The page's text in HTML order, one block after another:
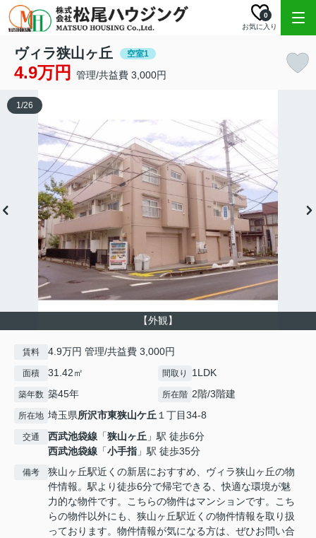
お気に入り
0
ヴィラ狭山ヶ丘 空室1
4.9万円 管理/共益費 3,000円
【外観】
1/26
賃料 4.9万円 管理/共益費 3,000円
面積 31.42㎡ 間取り 1LDK
築年数 築45年 所在階 2階/3階建
所在地 埼玉県所沢市東狭山ケ丘１丁目34-8
交通 西武池袋線 「狭山ヶ丘 」駅 徒歩6分
西武池袋線 「小手指 」駅 徒歩35分
備考
狭山ヶ丘駅近くの新居におすすめ、ヴィラ狭山ヶ丘の物
件情報。駅より徒歩6分で帰宅できる、快適な環境が魅
力的な物件です。こちらの物件はマンションです。こち
らの物件以外にも、狭山ヶ丘駅近くの物件情報を取り扱
っております。物件情報が気になる方は、ぜひお問い合